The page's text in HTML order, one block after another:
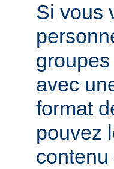
Si vous
avec
format
pouvez